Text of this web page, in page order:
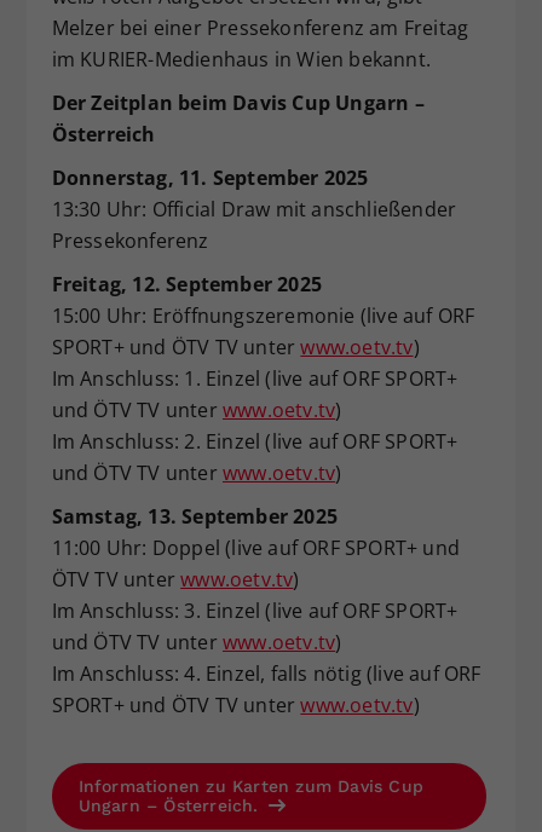
Melzer bei einer Pressekonferenz am Freitag
im KURIER-Medienhaus in Wien bekannt.
Der Zeitplan beim Davis Cup Ungarn –
Österreich
Donnerstag, 11. September 2025
13:30 Uhr: Official Draw mit anschließender
Pressekonferenz
Freitag, 12. September 2025
15:00 Uhr: Eröffnungszeremonie (live auf ORF
SPORT+ und ÖTV TV unterwww.oetv.tv)
Im Anschluss: 1. Einzel (live auf ORF SPORT+
und ÖTV TV unter www.oetv.tv)
Im Anschluss: 2. Einzel (live auf ORF SPORT+
und ÖTV TV unter www.oetv.tv)
Samstag, 13. September 2025
11:00 Uhr: Doppel (live auf ORF SPORT+ und
ÖTV TV unterwww.oetv.tv)
Im Anschluss: 3. Einzel (live auf ORF SPORT+
und ÖTV TV unter www.oetv.tv)
Im Anschluss: 4. Einzel, falls nötig (live auf ORF
SPORT+ und ÖTV TV unterwww.oetv.tv)
Informationen zu Karten zum Davis Cup
Ungarn – Österreich.